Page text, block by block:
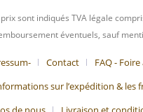
sont indiqués TVA légale
éventuels, sauf
Contact
FAQ -
sur l’expédition & les